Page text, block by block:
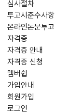
심사절차
투고시준수사항
온라인논문투고
자격증
자격증 안내
자격증 신청
멤버쉽
가입안내
회원가입
로그인